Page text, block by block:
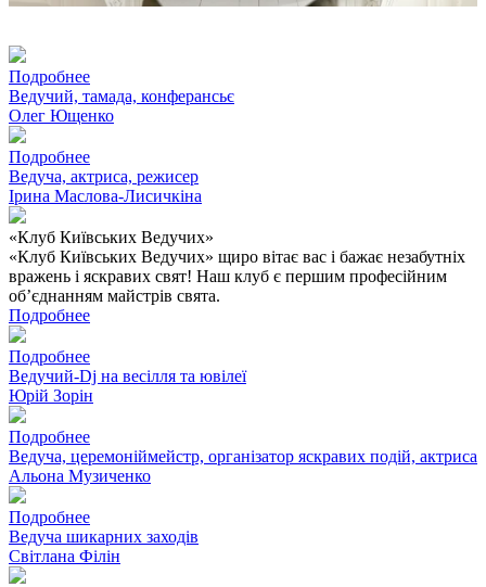
Подробнее
Ведучий, тамада, конферансьє
Олег Ющенко
Подробнее
Ведуча, актриса, режисер
Ірина Маслова-Лисичкіна
«Клуб Київських Ведучих»
«Клуб Київських Ведучих» щиро вітає вас і бажає незабутніх
вражень і яскравих свят! Наш клуб є першим професійним
об’єднанням майстрів свята.
Подробнее
Подробнее
Ведучий-Dj на весілля та ювілеї
Юрій Зорін
Подробнее
Ведуча, церемоніймейстр, організатор яскравих подій, актриса
Альона Музиченко
Подробнее
Ведуча шикарних заходів
Світлана Філін